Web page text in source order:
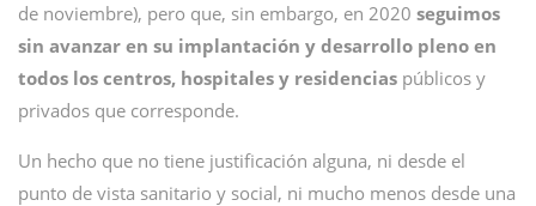
de noviembre), pero que, sin embargo, en 2020 seguimos
sin avanzar en su implantación y desarrollo pleno en
todos los centros, hospitales y residencias públicos y
privados que corresponde.
Un hecho que no tiene justificación alguna, ni desde el
punto de vista sanitario y social, ni mucho menos desde una